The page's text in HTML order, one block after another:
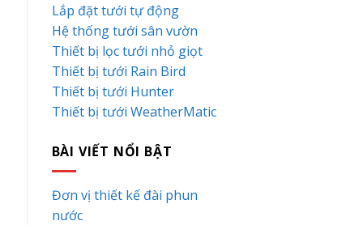
Lắp đặt tưới tự động
Hệ thống tưới sân vườn
Thiết bị lọc tưới nhỏ giọt
Thiết bị tưới Rain Bird
Thiết bị tưới Hunter
Thiết bị tưới WeatherMatic
BÀI VIẾT NỔI BẬT
Đơn vị thiết kế đài phun
nước